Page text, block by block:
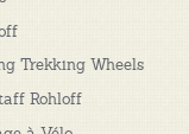
Trekking Wheels
Rohloff